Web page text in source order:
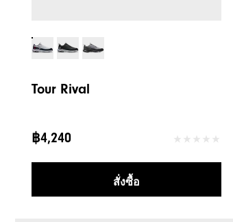
Tour Rival
฿4,240
สั่งซื้อ